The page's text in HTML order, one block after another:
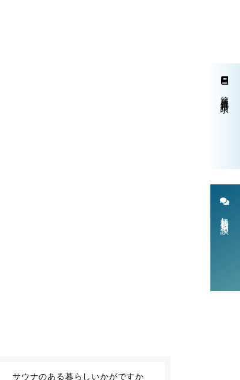
サウナのある暮らしいかがですか
簡単資料請求
無料個別相談